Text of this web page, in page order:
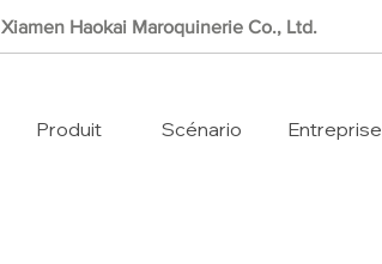
Xiamen Haokai Maroquinerie Co., Ltd.
Produit Scénario Entreprise